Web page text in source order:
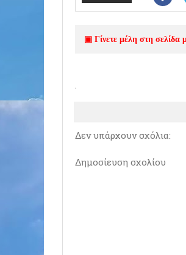
▣ Γίνετε μέλη στη σελίδα
Δεν υπάρχουν σχόλια:
Δημοσίευση σχολίου